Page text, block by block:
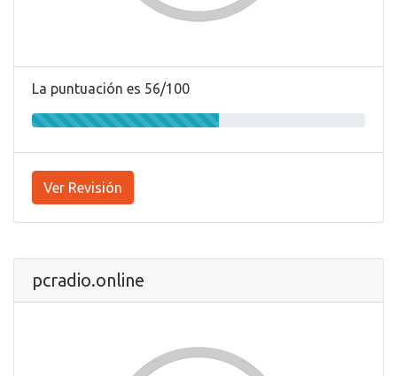
La puntuación es 56/100
Ver Revisión
pcradio.online